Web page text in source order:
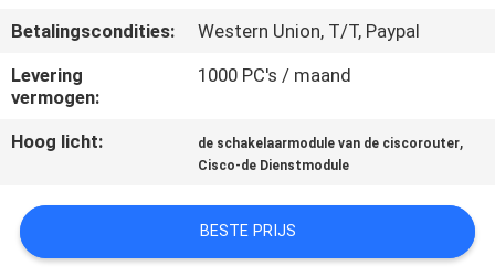
ONS
OP
NIEUWS
GEVALLEN
Betalingscondities:
Western Union, T/T, Paypal
Levering
vermogen:
1000 PC's / maand
Hoog licht: de schakelaarmodule van de ciscorouter,
Cisco-de Dienstmodule
BESTE PRIJS